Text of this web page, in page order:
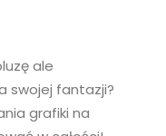
ale
swojej fantazji?
grafiki na